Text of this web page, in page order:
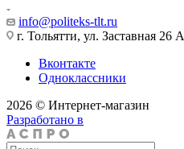
info@politeks-tlt.ru
г. Тольятти, ул. Заставная 26 А
Вконтакте
Одноклассники
2026 © Интернет-магазин
Разработано в